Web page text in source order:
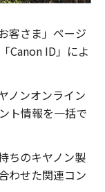
客さま」ページ
Canon ID」によ
ノンオンライン
ト情報を一括で
ちのキヤノン製
わせた関連コン